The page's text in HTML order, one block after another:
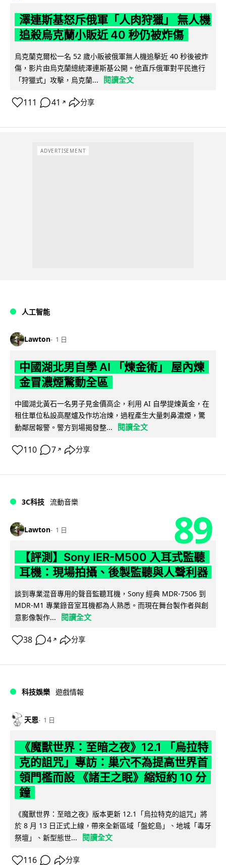
澤連斯基怒斥俄軍「人肉狩獵」 無人機
追殺烏克蘭小販近 40 秒仍被炸傷
烏克蘭克爾松一名 52 歲小販被俄軍無人機追擊近 40 秒後被炸
傷，影片由烏克蘭總統澤連斯基公開。他直斥俄軍對平民進行
「狩獵式」攻擊，烏克蘭...
閱讀全文
111 41 ↗ 分享
ADVERTISEMENT
人工智能
Lawton 1 日
中國湖北男自學 AI 「煉金術」 屋內煉
金冒濃煙驚動全區
中國湖北黃石一名男子見金價高企，利用 AI 自學提煉黃金，在
租住單位私設高壓爐及作坊冶煉，過程產生大量刺鼻濃煙，驚
動鄰居報警。警方到場揭發整...
閱讀全文
110 7 ↗ 分享
3C科技 流動音樂
Lawton 1 日 89
【評測】Sony IER-M500 入耳式監聽
耳機：現場拍攝、後製監聽與人聲利器
談到專業混音專用的聲音監聽耳機，Sony 經典 MDR-7506 到
MDR-M1 專業錄音室耳機都為人熟悉。而現在舞台製作者與創
意影像製作...
閱讀全文
38 4 ↗ 分享
科技娛樂 遊戲情報
天恩 1 日
《魔獸世界：至暗之夜》12.1 「烏拉特
克的詛咒」專訪：巢穴不為提高世界首
領門檻而設 《諸王之眠》縮短約 10 分
鐘
《魔獸世界：至暗之夜》版本更新 12.1「烏拉特克的詛咒」將
於 8 月 13 日正式上線，帶來全新區域「盤蛇島」、地城「毒牙
祭壇」、新型態世...
閱讀全文
116 分享